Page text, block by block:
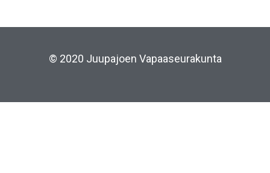
© 2020 Juupajoen Vapaaseurakunta